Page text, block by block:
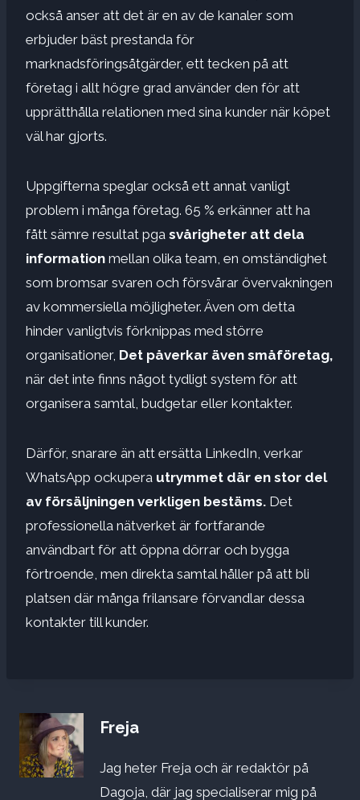
också anser att det är en av de kanaler som
erbjuder bäst prestanda för
marknadsföringsåtgärder, ett tecken på att
företag i allt högre grad använder den för att
upprätthålla relationen med sina kunder när köpet
väl har gjorts.
Uppgifterna speglar också ett annat vanligt
problem i många företag. 65 % erkänner att ha
fått sämre resultat pga svårigheter att dela
information mellan olika team, en omständighet
som bromsar svaren och försvårar övervakningen
av kommersiella möjligheter. Även om detta
hinder vanligtvis förknippas med större
organisationer, Det påverkar även småföretag,
när det inte finns något tydligt system för att
organisera samtal, budgetar eller kontakter.
Därför, snarare än att ersätta LinkedIn, verkar
WhatsApp ockupera utrymmet där en stor del
av försäljningen verkligen bestäms. Det
professionella nätverket är fortfarande
användbart för att öppna dörrar och bygga
förtroende, men direkta samtal håller på att bli
platsen där många frilansare förvandlar dessa
kontakter till kunder.
Freja
Jag heter Freja och är redaktör på
Dagoja, där jag specialiserar mig på